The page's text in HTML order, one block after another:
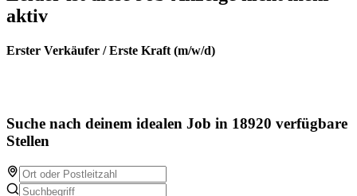
aktiv
Erster Verkäufer / Erste Kraft (m/w/d)
Suche nach deinem idealen Job in 18920 verfügbare
Stellen